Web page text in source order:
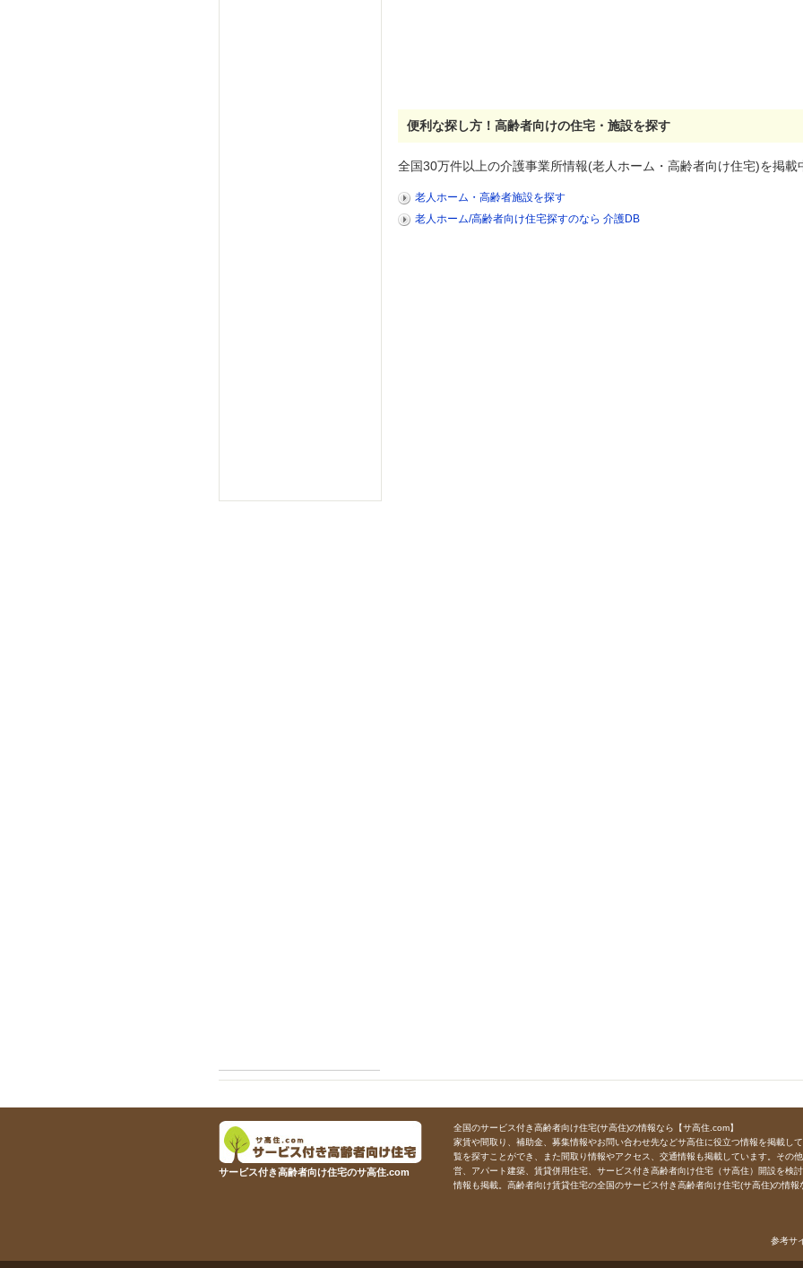
便利な探し方！高齢者向けの住宅・施設を探す
全国30万件以上の介護事業所情報(老人ホーム・高齢者向け住宅)を掲載
老人ホーム・高齢者施設を探す
老人ホーム/高齢者向け住宅探すのなら 介護DB
サービス付き高齢者向け住宅のサ高住.com
全国のサービス付き高齢者向け住宅(サ高住)の情報なら【サ高住.com】
家賃や間取り、補助金、募集情報やお問い合わせ先などサ高住に役立つ情報を掲載し
覧を探すことができ、また間取り情報やアクセス、交通情報も掲載しています。その
営、アパート建築、賃貸併用住宅、サービス付き高齢者向け住宅（サ高住）開設を検
情報も掲載。高齢者向け賃貸住宅の全国のサービス付き高齢者向け住宅(サ高住)の情報
参考サ